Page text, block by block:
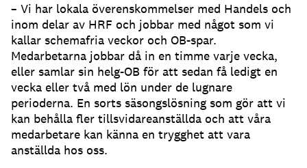
– Vi har lokala överenskommelser med Handels och
inom delar av HRF och jobbar med något som vi
kallar schemafria veckor och OB-spar.
Medarbetarna jobbar då in en timme varje vecka,
eller samlar sin helg-OB för att sedan få ledigt en
vecka eller två med lön under de lugnare
perioderna. En sorts säsongslösning som gör att vi
kan behålla fler tillsvidareanställda och att våra
medarbetare kan känna en trygghet att vara
anställda hos oss.